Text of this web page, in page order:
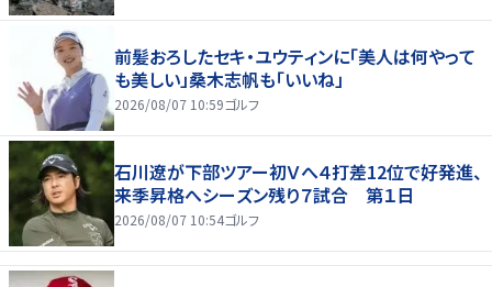
前髪おろしたセキ・ユウティンに「美人は何やって
も美しい」桑木志帆も「いいね」
2026/08/07 10:59ゴルフ
石川遼が下部ツアー初Ｖへ４打差12位で好発進、
来季昇格へシーズン残り７試合 第１日
2026/08/07 10:54ゴルフ